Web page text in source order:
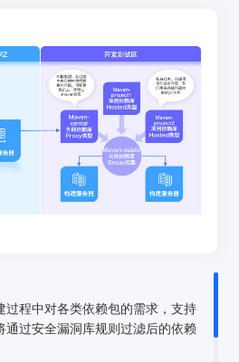
过程中对各类依赖包的需求，支持
通过安全漏洞库规则过滤后的依赖